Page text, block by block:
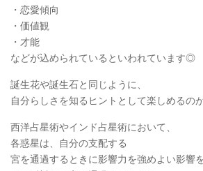
・恋愛傾向
・価値観
・才能
などが込められているといわれています◎
誕生花や誕生石と同じように、
自分らしさを知るヒントとして楽しめるの
西洋占星術やインド占星術において、
各惑星は、自分の支配する
宮を通過するときに影響力を強めよい影響